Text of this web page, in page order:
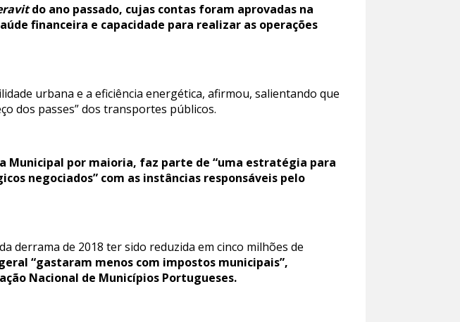
do ano passado, cujas contas foram aprovadas na
financeira e capacidade para realizar as operações
urbana e a eficiência energética, afirmou, salientando que
dos passes” dos transportes públicos.
Municipal por maioria, faz parte de “uma estratégia para
negociados” com as instâncias responsáveis pelo
derrama de 2018 ter sido reduzida em cinco milhões de
“gastaram menos com impostos municipais”,
Nacional de Municípios Portugueses.